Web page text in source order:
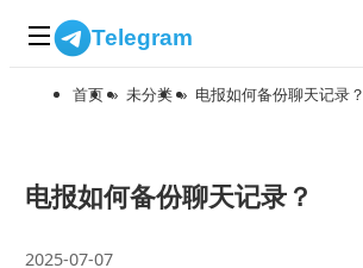
Telegram
应用下载
首页 » 未分类 » 电报如何备份聊天记录？
电报如何备份聊天记录？
2025-07-07